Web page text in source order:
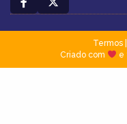
Termos|
Criado com
e